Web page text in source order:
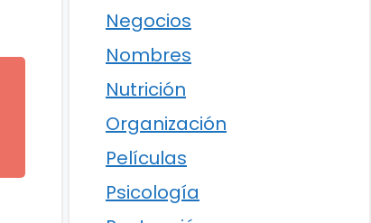
Negocios
Nombres
Nutrición
Organización
Películas
Psicología